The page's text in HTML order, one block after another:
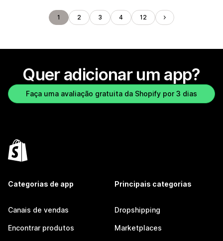
1 2 3 4 12
Quer adicionar um app?
Faça uma avaliação gratuita da Shopify por 3 dias
Categorias de app
Canais de vendas
Encontrar produtos
Principais categorias
Dropshipping
Marketplaces